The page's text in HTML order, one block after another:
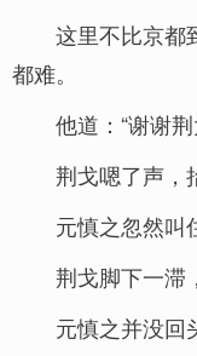
这里不比京都
都难。
他道：“谢谢
荆戈嗯了声，
元慎之忽然叫
荆戈脚下一滞
元慎之并没回